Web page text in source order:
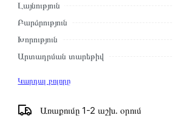
Լայնություն
Բարձրություն
Խորություն
Արտադրման տարեթիվ
Կարդալ բոլորը
Առաքումը 1-2 աշխ․ օրում